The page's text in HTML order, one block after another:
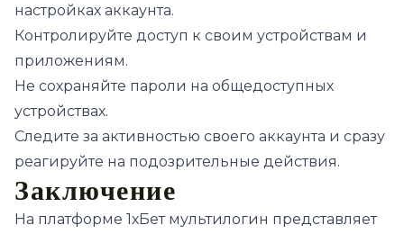
настройках аккаунта.
Контролируйте доступ к своим устройствам и
приложениям.
Не сохраняйте пароли на общедоступных
устройствах.
Следите за активностью своего аккаунта и сразу
реагируйте на подозрительные действия.
Заключение
На платформе 1хБет мультилогин представляет